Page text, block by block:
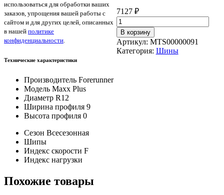
7127 ₽
Количество
товара
Forerunner
Maxx
Plus
В корзину
Артикул: MTS00000091
Категория: Шины
использоваться для обработки ваших
заказов, упрощения вашей работы с
сайтом и для других целей, описанных
в нашей политике
конфиденциальности.
Технические характеристики
Производитель Forerunner
Модель Maxx Plus
Диаметр R12
Ширина профиля 9
Высота профиля 0
Сезон Всесезонная
Шипы
Индекс скорости F
Индекс нагрузки
Похожие товары